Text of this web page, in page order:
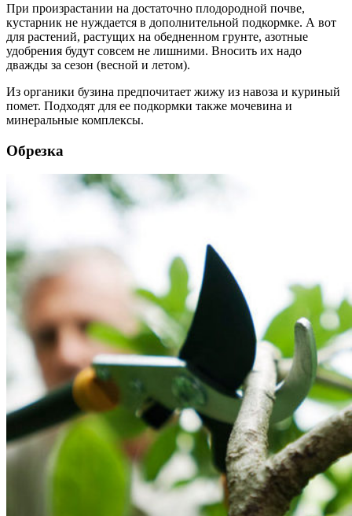
При произрастании на достаточно плодородной почве,
кустарник не нуждается в дополнительной подкормке. А вот
для растений, растущих на обедненном грунте, азотные
удобрения будут совсем не лишними. Вносить их надо
дважды за сезон (весной и летом).
Из органики бузина предпочитает жижу из навоза и куриный
помет. Подходят для ее подкормки также мочевина и
минеральные комплексы.
Обрезка